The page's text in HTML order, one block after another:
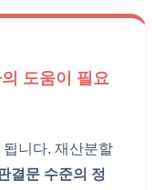
도움이 필요
니다. 재산분할
결문 수준의 정